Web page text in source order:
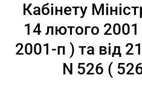
Кабінету
14 лютого
2001-п ) та від
N 526 (